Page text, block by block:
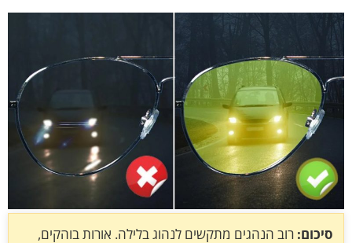
סיכום: רוב הנהגים מתקשים לנהוג בלילה. אורות בוהקים,